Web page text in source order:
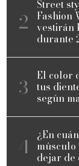
Street
Fashion
vestirán
durante
El color
tus
según
¿En
músculo
dejar de